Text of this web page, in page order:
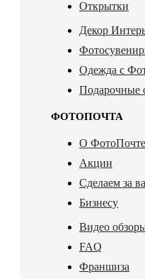
Открытки
Декор
Одежда с
Подарочные
ФОТОПОЧТА
О ФотоПочте
Акции
Сделаем за
Бизнесу
Видео
FAQ
Франшиза